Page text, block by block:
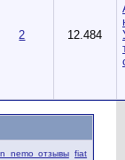
2 12.484
nemo отзывы fiat